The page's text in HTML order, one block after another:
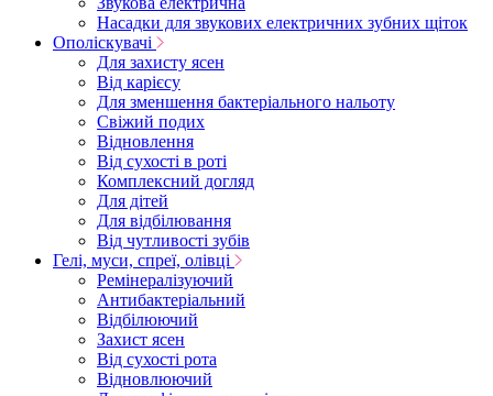
Насадки для звукових електричних зубних щіток
Ополіскувачі
Для захисту ясен
Від карієсу
Для зменшення бактеріального нальоту
Свіжий подих
Відновлення
Від сухості в роті
Комплексний догляд
Для дітей
Для відбілювання
Від чутливості зубів
Гелі, муси, спреї, олівці
Ремінералізуючий
Антибактеріальний
Відбілюючий
Захист ясен
Від сухості рота
Відновлюючий